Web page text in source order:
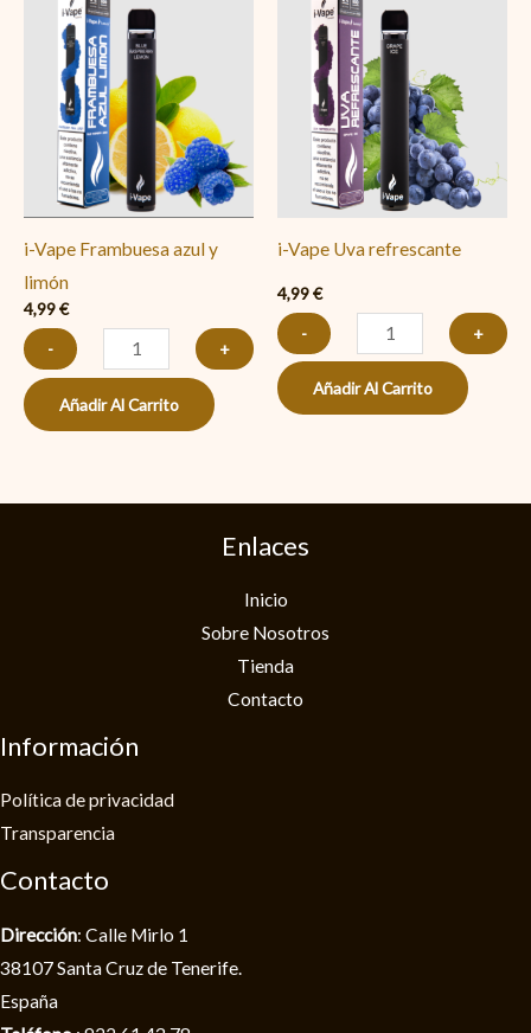
i-Vape Frambuesa azul y
limón
4,99€
-
Vape
Frambuesa
azul
y
limón
cantidad
+
Añadir Al Carrito
i-Vape Uva refrescante
4,99€
-
Vape
Uva
refrescante
cantidad
+
Añadir Al Carrito
Enlaces
Inicio
Sobre Nosotros
Tienda
Contacto
Información
Política de privacidad​
Transparencia
Contacto
Dirección: Calle Mirlo 1
38107 Santa Cruz de Tenerife.
España